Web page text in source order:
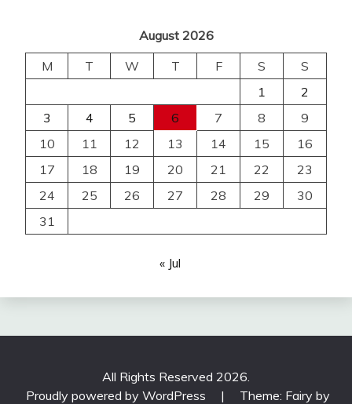
August 2026
M
T W T F S
S
1
2
3
4 5 6 7 8
9
10
11 12 13 14 15
16
17
18 19 20 21 22
23
24
25 26 27 28 29
30
31
« Jul
All Rights Reserved 2026.
Proudly powered by WordPress
| Theme: Fairy by